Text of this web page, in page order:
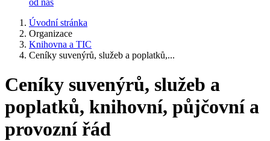
od nás
Úvodní stránka
Organizace
Knihovna a TIC
Ceníky suvenýrů, služeb a poplatků,...
Ceníky suvenýrů, služeb a
poplatků, knihovní, půjčovní a
provozní řád